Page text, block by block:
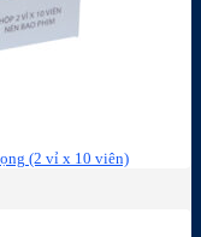
(2 vỉ x 10 viên)